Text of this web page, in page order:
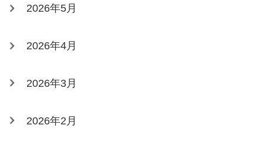
2026年5月
2026年4月
2026年3月
2026年2月